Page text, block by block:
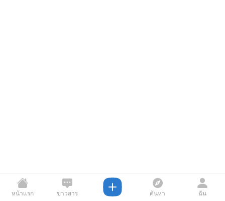
หน้าแรก ข่าวสาร ค้นหา ฉัน